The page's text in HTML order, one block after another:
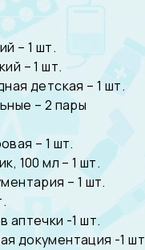
– 1 шт.
– 1 шт.
детская – 1 шт.
– 2 пары
– 1 шт.
100 мл – 1 шт.
– 1 шт.
аптечки -1 шт.
документация -1 шт